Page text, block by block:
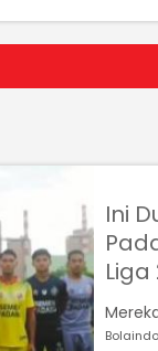
Ini
Liga